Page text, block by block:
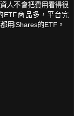
人不會把費用看得很
ETF商品多，平台完
用iShares的ETF。